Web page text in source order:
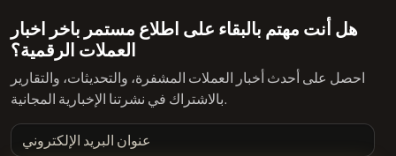
هل أنت مهتم بالبقاء على اطلاع مستمر باخر اخبار
العملات الرقمية؟
احصل على أحدث أخبار العملات المشفرة، والتحديثات، والتقارير
بالاشتراك في نشرتنا الإخبارية المجانية.
عنوان البريد الإلكتروني